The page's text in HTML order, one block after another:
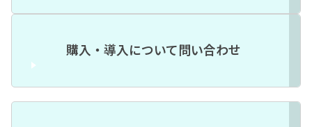
購入・導入について問い合わせ